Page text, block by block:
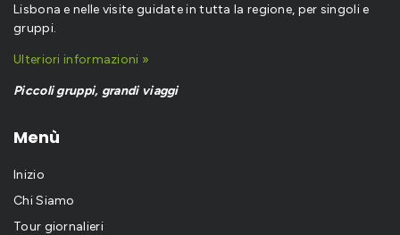
Lisbona e nelle visite guidate in tutta la regione, per singoli e
gruppi.
Ulteriori informazioni »
Piccoli gruppi, grandi viaggi
Menù
Inizio
Chi Siamo
Tour giornalieri